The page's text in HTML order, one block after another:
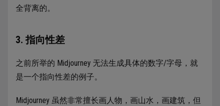
全背离的。
3. 指向性差
之前所举的 Midjourney 无法生成具体的数字/字母，就
是一个指向性差的例子。
Midjourney 虽然非常擅长画人物，画山水，画建筑，但